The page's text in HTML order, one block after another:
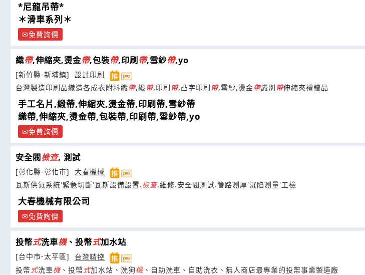
*尼龍吊帶*
＊滑車系列＊
免費詢價
織帶,伸縮夾,燙金帶,包裝帶,印刷 帶,雪紗帶,yo
[新竹縣-新埔鎮]
設計印刷
台灣製造印刷品織造各成衣附料織帶,緞帶,印刷 帶,凸字印刷 帶,雪紗,燙金帶識別 帶伸縮夾禮贈品
手工名片,緞帶,伸縮夾,燙金帶,印刷帶,雪紗帶
織帶,伸縮夾,燙金帶,包裝帶,印刷帶,雪紗帶,yo
免費詢價
安全閥檢查, 測試
[彰化縣-彰化市]
大春機械
瓦斯供氣系統'緊急切斷'瓦斯設備設置.檢查.維修.安全閥測試.管路測厚'沉陷測量'工檢
大春機械有限公司
免費詢價
投幣式洗車機、投幣式加水站
[台中市-太平區]
台灣精控
投幣式洗車機 、投幣式加水站、洗狗機 、自助洗車、自助洗衣、無人商店最專業的投幣事業製造廠